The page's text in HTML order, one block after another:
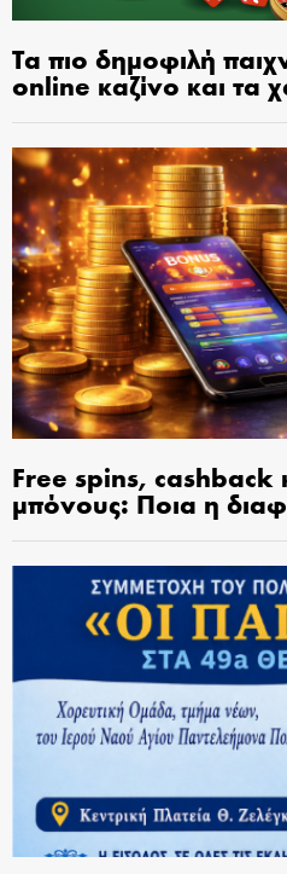
Τα πιο δημοφιλή
online καζίνο και τα
Free spins, cashback
μπόνους: Ποια η